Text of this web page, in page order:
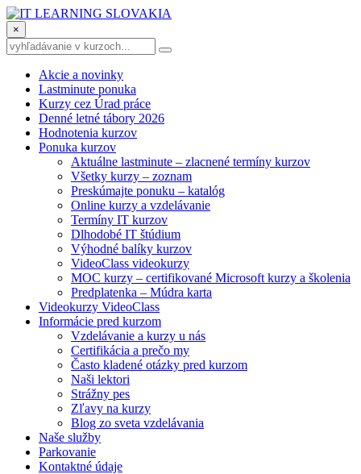
×
Akcie a novinky
Lastminute ponuka
Kurzy cez Úrad práce
Denné letné tábory 2026
Hodnotenia kurzov
Ponuka kurzov
Aktuálne lastminute – zlacnené termíny kurzov
Všetky kurzy – zoznam
Preskúmajte ponuku – katalóg
Online kurzy a vzdelávanie
Termíny IT kurzov
Dlhodobé IT štúdium
Výhodné balíky kurzov
VideoClass videokurzy
MOC kurzy – certifikované Microsoft kurzy a školenia
Predplatenka – Múdra karta
Videokurzy VideoClass
Informácie pred kurzom
Vzdelávanie a kurzy u nás
Certifikácia a prečo my
Často kladené otázky pred kurzom
Naši lektori
Strážny pes
Zľavy na kurzy
Blog zo sveta vzdelávania
Naše služby
Parkovanie
Kontaktné údaje